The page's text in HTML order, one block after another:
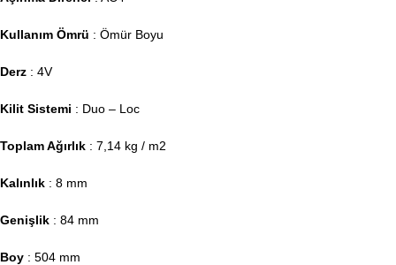
Kullanım Ömrü : Ömür Boyu
Derz : 4V
Kilit Sistemi : Duo – Loc
Toplam Ağırlık : 7,14 kg / m2
Kalınlık : 8 mm
Genişlik : 84 mm
Boy : 504 mm